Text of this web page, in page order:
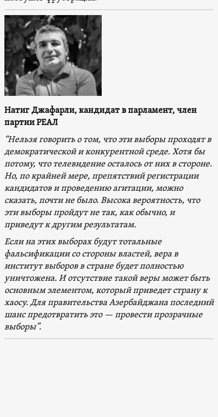
Натиг Джафарли, кандидат в парламент, член
партии РЕАЛ
“Нельзя говорить о том, что эти выборы проходят в
демократической и конкурентной среде. Хотя бы
потому, что телевидение осталось от них в стороне.
Но, по крайней мере, препятствий регистрации
кандидатов и проведению агитации, можно
сказать, почти не было. Высока вероятность, что
эти выборы пройдут не так, как обычно, и
приведут к другим результатам.
Если на этих выборах будут тотальные
фальсификации со стороны властей, вера в
институт выборов в стране будет полностью
уничтожена. И отсутствие такой веры может быть
основным элементом, который приведет страну к
хаосу. Для правительства Азербайджана последний
шанс предотвратить это — провести прозрачные
выборы”.